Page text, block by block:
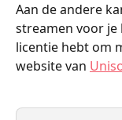
Aan de andere
streamen voor je
licentie hebt om
website van